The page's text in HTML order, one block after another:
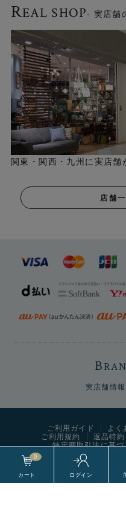
希少性の高いブリティッ
REAL SHOP- 実店舗
関東・関西・九州に実店舗
店舗
B
実店舗情報
0
ご利用ガイド よく
ご利用規約
返品特約
特定商取引法に基
World Style Labels